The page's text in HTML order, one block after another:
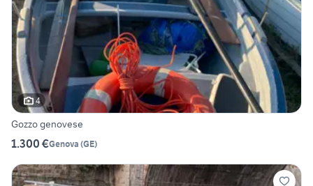
4
Gozzo genovese
1.300 €Genova (GE)